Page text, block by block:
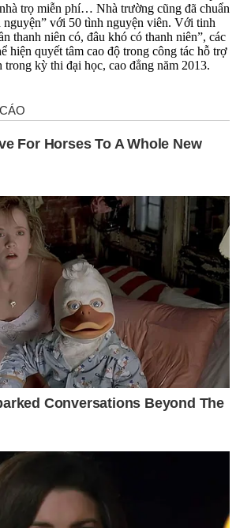
trọ miễn phí… Nhà trường cũng đã chuẩn
với 50 tình nguyện viên. Với tinh
thanh niên có, đâu khó có thanh niên”, các
hiện quyết tâm cao độ trong công tác hỗ trợ
trong kỳ thi đại học, cao đẳng năm 2013.